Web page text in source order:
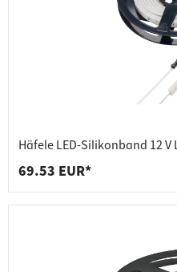
Häfele LED-Silikonband 12 V
69.53 EUR*